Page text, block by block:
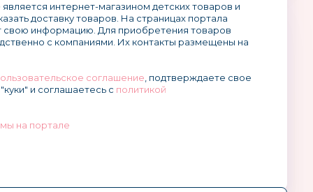
интернет-магазином детских товаров и
доставку товаров. На страницах портала
информацию. Для приобретения товаров
с компаниями. Их контакты размещены на
соглашение , подтверждаете свое
и соглашаетесь с политикой
на портале